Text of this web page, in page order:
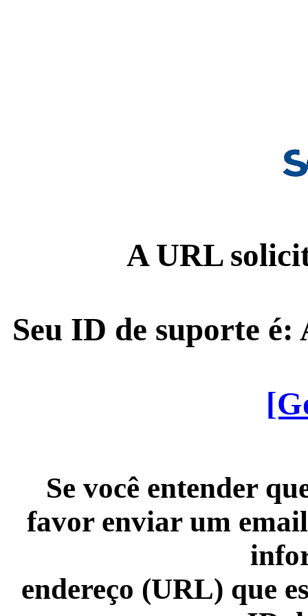
A URL
Seu ID de suporte é:
Se você entender
favor enviar um
endereço (URL) que